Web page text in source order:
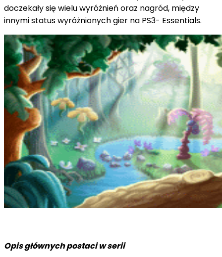
doczekały się wielu wyróżnień oraz nagród, między
innymi status wyróżnionych gier na PS3- Essentials.
Opis głównych postaci w serii